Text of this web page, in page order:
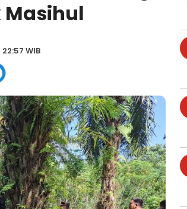
Masihul
WIB